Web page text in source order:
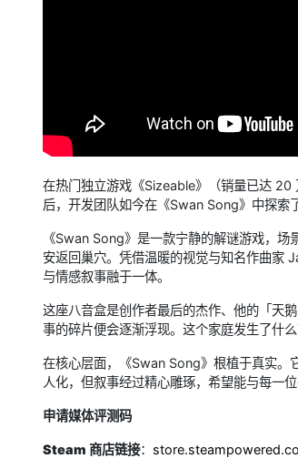
在热门独立游戏《Sizeable》（销量已达
后，开发团队如今在《Swan Song》中探索
《Swan Song》是一款宁静的解谜游戏，
安返回巢穴。凭借温暖的视觉与知名作曲家
与情感叙事融于一体。
这座八音盒是创作者最后的杰作、他的「天
事的碎片便会逐渐浮现。这个家庭发生了什
在核心层面，《Swan Song》根植于真实
人化，但叙事经过精心雕琢，希望能与每一
申请媒体评测码
Steam 商店链接：